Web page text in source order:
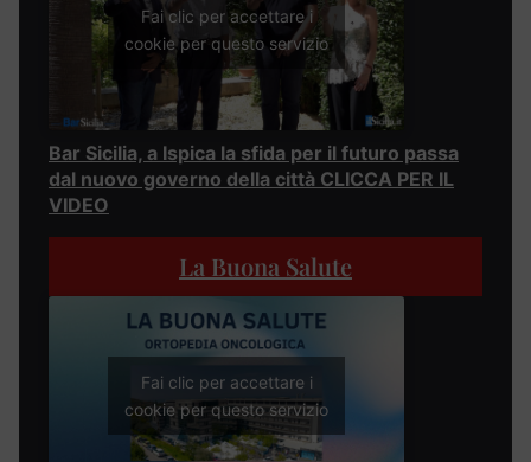
Fai clic per accettare i
cookie per questo servizio
Bar Sicilia, a Ispica la sfida per il futuro passa
dal nuovo governo della città CLICCA PER IL
VIDEO
La Buona Salute
Fai clic per accettare i
cookie per questo servizio